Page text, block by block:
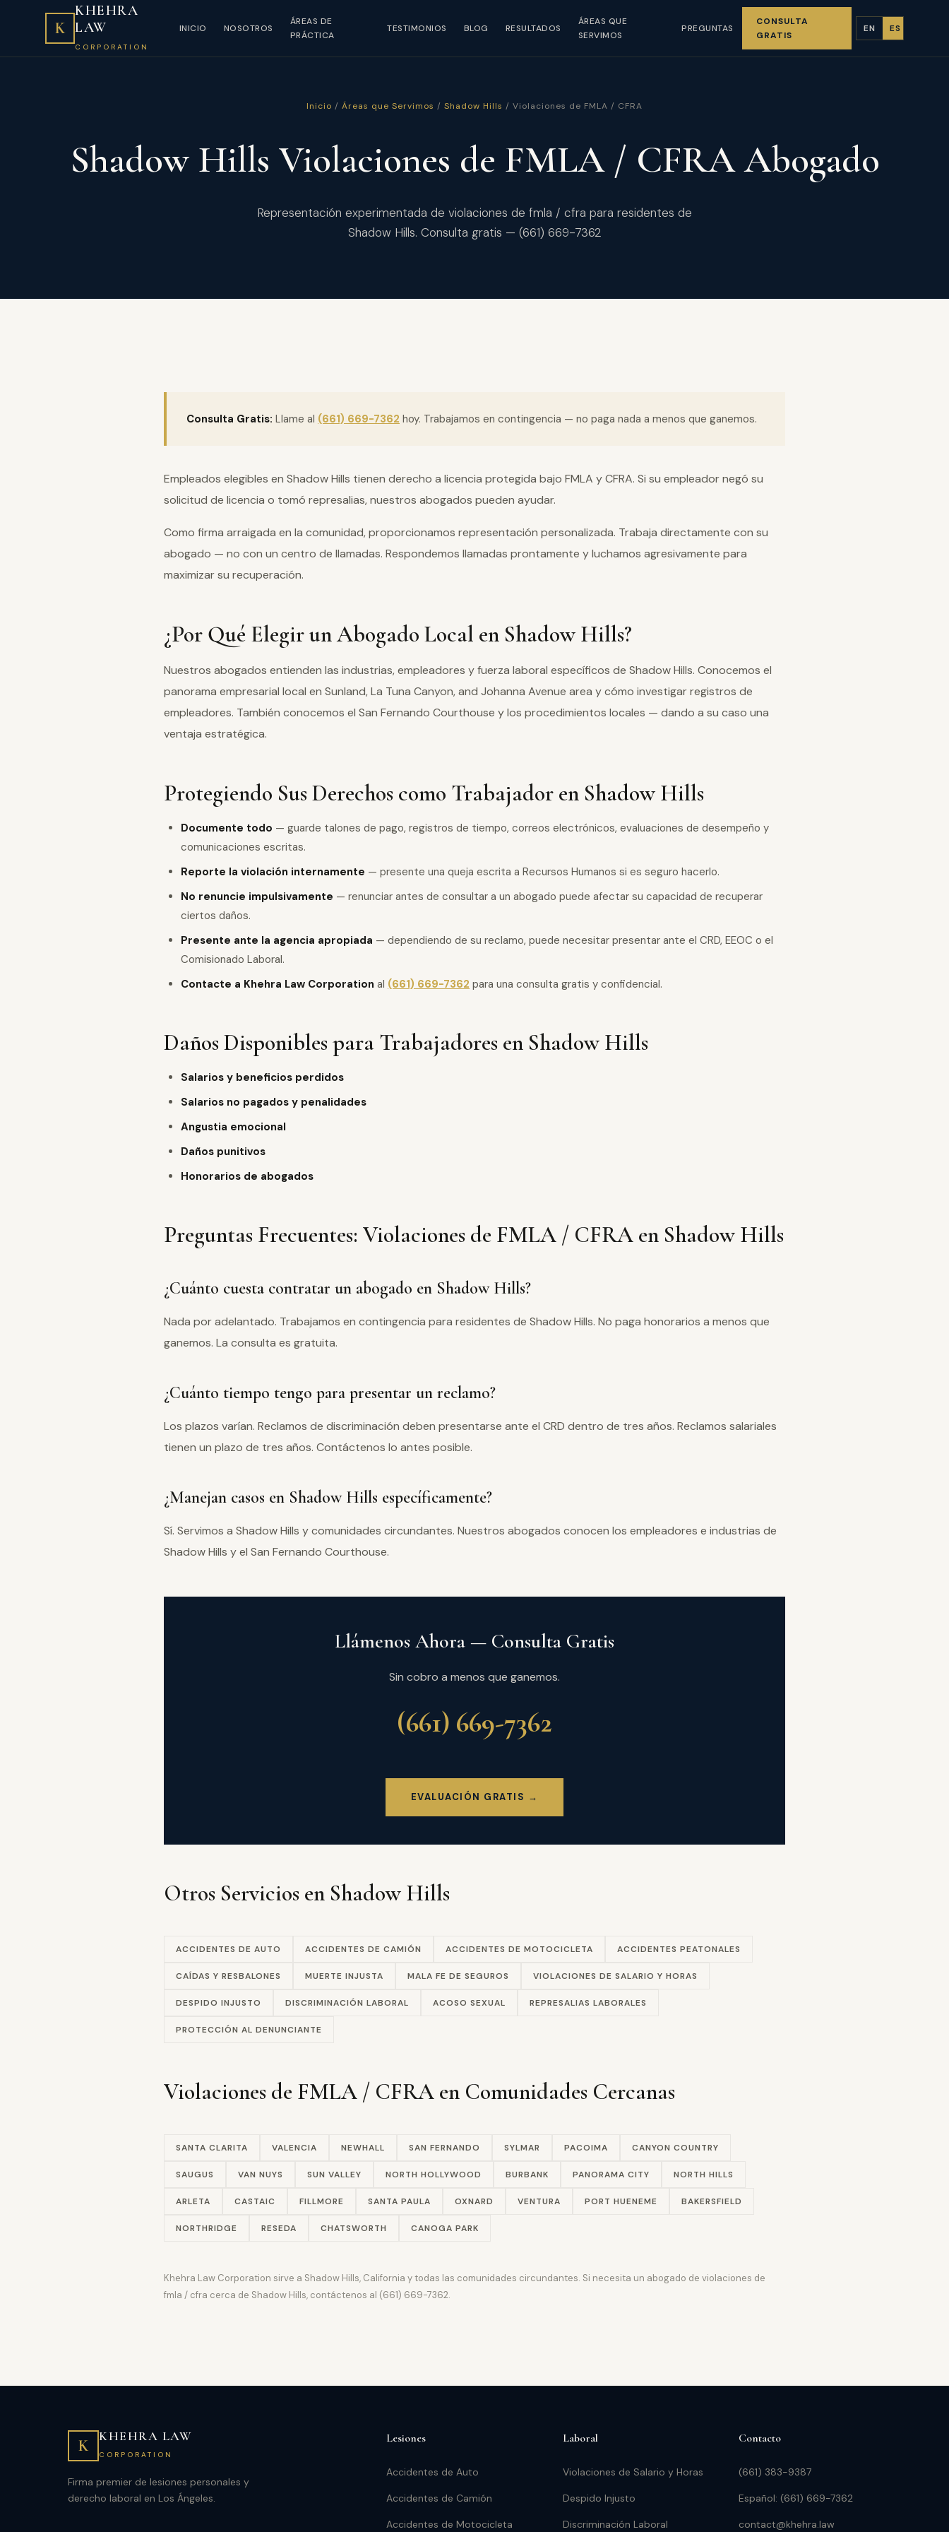
K
KHEHRA
LAW
CORPORATION
INICIO NOSOTROS
ÁREAS DE
PRÁCTICA
TESTIMONIOS BLOG RESULTADOS
ÁREAS QUE
SERVIMOS
PREGUNTAS
CONSULTA
GRATIS
EN ES
Inicio / Áreas que Servimos / Shadow Hills / Violaciones de FMLA / CFRA
Shadow Hills Violaciones de FMLA / CFRA Abogado
Representación experimentada de violaciones de fmla / cfra para residentes de
Shadow Hills. Consulta gratis — (661) 669-7362
Consulta Gratis: Llame al (661) 669-7362 hoy. Trabajamos en contingencia — no paga nada a menos que ganemos.
Empleados elegibles en Shadow Hills tienen derecho a licencia protegida bajo FMLA y CFRA. Si su empleador negó su
solicitud de licencia o tomó represalias, nuestros abogados pueden ayudar.
Como firma arraigada en la comunidad, proporcionamos representación personalizada. Trabaja directamente con su
abogado — no con un centro de llamadas. Respondemos llamadas prontamente y luchamos agresivamente para
maximizar su recuperación.
¿Por Qué Elegir un Abogado Local en Shadow Hills?
Nuestros abogados entienden las industrias, empleadores y fuerza laboral específicos de Shadow Hills. Conocemos el
panorama empresarial local en Sunland, La Tuna Canyon, and Johanna Avenue area y cómo investigar registros de
empleadores. También conocemos el San Fernando Courthouse y los procedimientos locales — dando a su caso una
ventaja estratégica.
Protegiendo Sus Derechos como Trabajador en Shadow Hills
Documente todo — guarde talones de pago, registros de tiempo, correos electrónicos, evaluaciones de desempeño y
comunicaciones escritas.
Reporte la violación internamente — presente una queja escrita a Recursos Humanos si es seguro hacerlo.
No renuncie impulsivamente — renunciar antes de consultar a un abogado puede afectar su capacidad de recuperar
ciertos daños.
Presente ante la agencia apropiada — dependiendo de su reclamo, puede necesitar presentar ante el CRD, EEOC o el
Comisionado Laboral.
Contacte a Khehra Law Corporation al (661) 669-7362 para una consulta gratis y confidencial.
Daños Disponibles para Trabajadores en Shadow Hills
Salarios y beneficios perdidos
Salarios no pagados y penalidades
Angustia emocional
Daños punitivos
Honorarios de abogados
Preguntas Frecuentes: Violaciones de FMLA / CFRA en Shadow Hills
¿Cuánto cuesta contratar un abogado en Shadow Hills?
Nada por adelantado. Trabajamos en contingencia para residentes de Shadow Hills. No paga honorarios a menos que
ganemos. La consulta es gratuita.
¿Cuánto tiempo tengo para presentar un reclamo?
Los plazos varían. Reclamos de discriminación deben presentarse ante el CRD dentro de tres años. Reclamos salariales
tienen un plazo de tres años. Contáctenos lo antes posible.
¿Manejan casos en Shadow Hills específicamente?
Sí. Servimos a Shadow Hills y comunidades circundantes. Nuestros abogados conocen los empleadores e industrias de
Shadow Hills y el San Fernando Courthouse.
Llámenos Ahora — Consulta Gratis
Sin cobro a menos que ganemos.
(661) 669-7362
EVALUACIÓN GRATIS →
Otros Servicios en Shadow Hills
ACCIDENTES DE AUTO ACCIDENTES DE CAMIÓN ACCIDENTES DE MOTOCICLETA ACCIDENTES PEATONALES
CAÍDAS Y RESBALONES MUERTE INJUSTA MALA FE DE SEGUROS VIOLACIONES DE SALARIO Y HORAS
DESPIDO INJUSTO DISCRIMINACIÓN LABORAL ACOSO SEXUAL REPRESALIAS LABORALES
PROTECCIÓN AL DENUNCIANTE
Violaciones de FMLA / CFRA en Comunidades Cercanas
SANTA CLARITA VALENCIA NEWHALL SAN FERNANDO SYLMAR PACOIMA CANYON COUNTRY
SAUGUS VAN NUYS SUN VALLEY NORTH HOLLYWOOD BURBANK PANORAMA CITY NORTH HILLS
ARLETA CASTAIC FILLMORE SANTA PAULA OXNARD VENTURA PORT HUENEME BAKERSFIELD
NORTHRIDGE RESEDA CHATSWORTH CANOGA PARK
Khehra Law Corporation sirve a Shadow Hills, California y todas las comunidades circundantes. Si necesita un abogado de violaciones de
fmla / cfra cerca de Shadow Hills, contáctenos al (661) 669-7362.
K
KHEHRA LAW
CORPORATION
Firma premier de lesiones personales y
derecho laboral en Los Ángeles.
Lesiones
Accidentes de Auto
Accidentes de Camión
Accidentes de Motocicleta
Laboral
Violaciones de Salario y Horas
Despido Injusto
Discriminación Laboral
Contacto
(661) 383-9387
Español: (661) 669-7362
contact@khehra.law